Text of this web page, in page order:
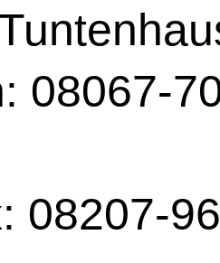
08067-
08207-